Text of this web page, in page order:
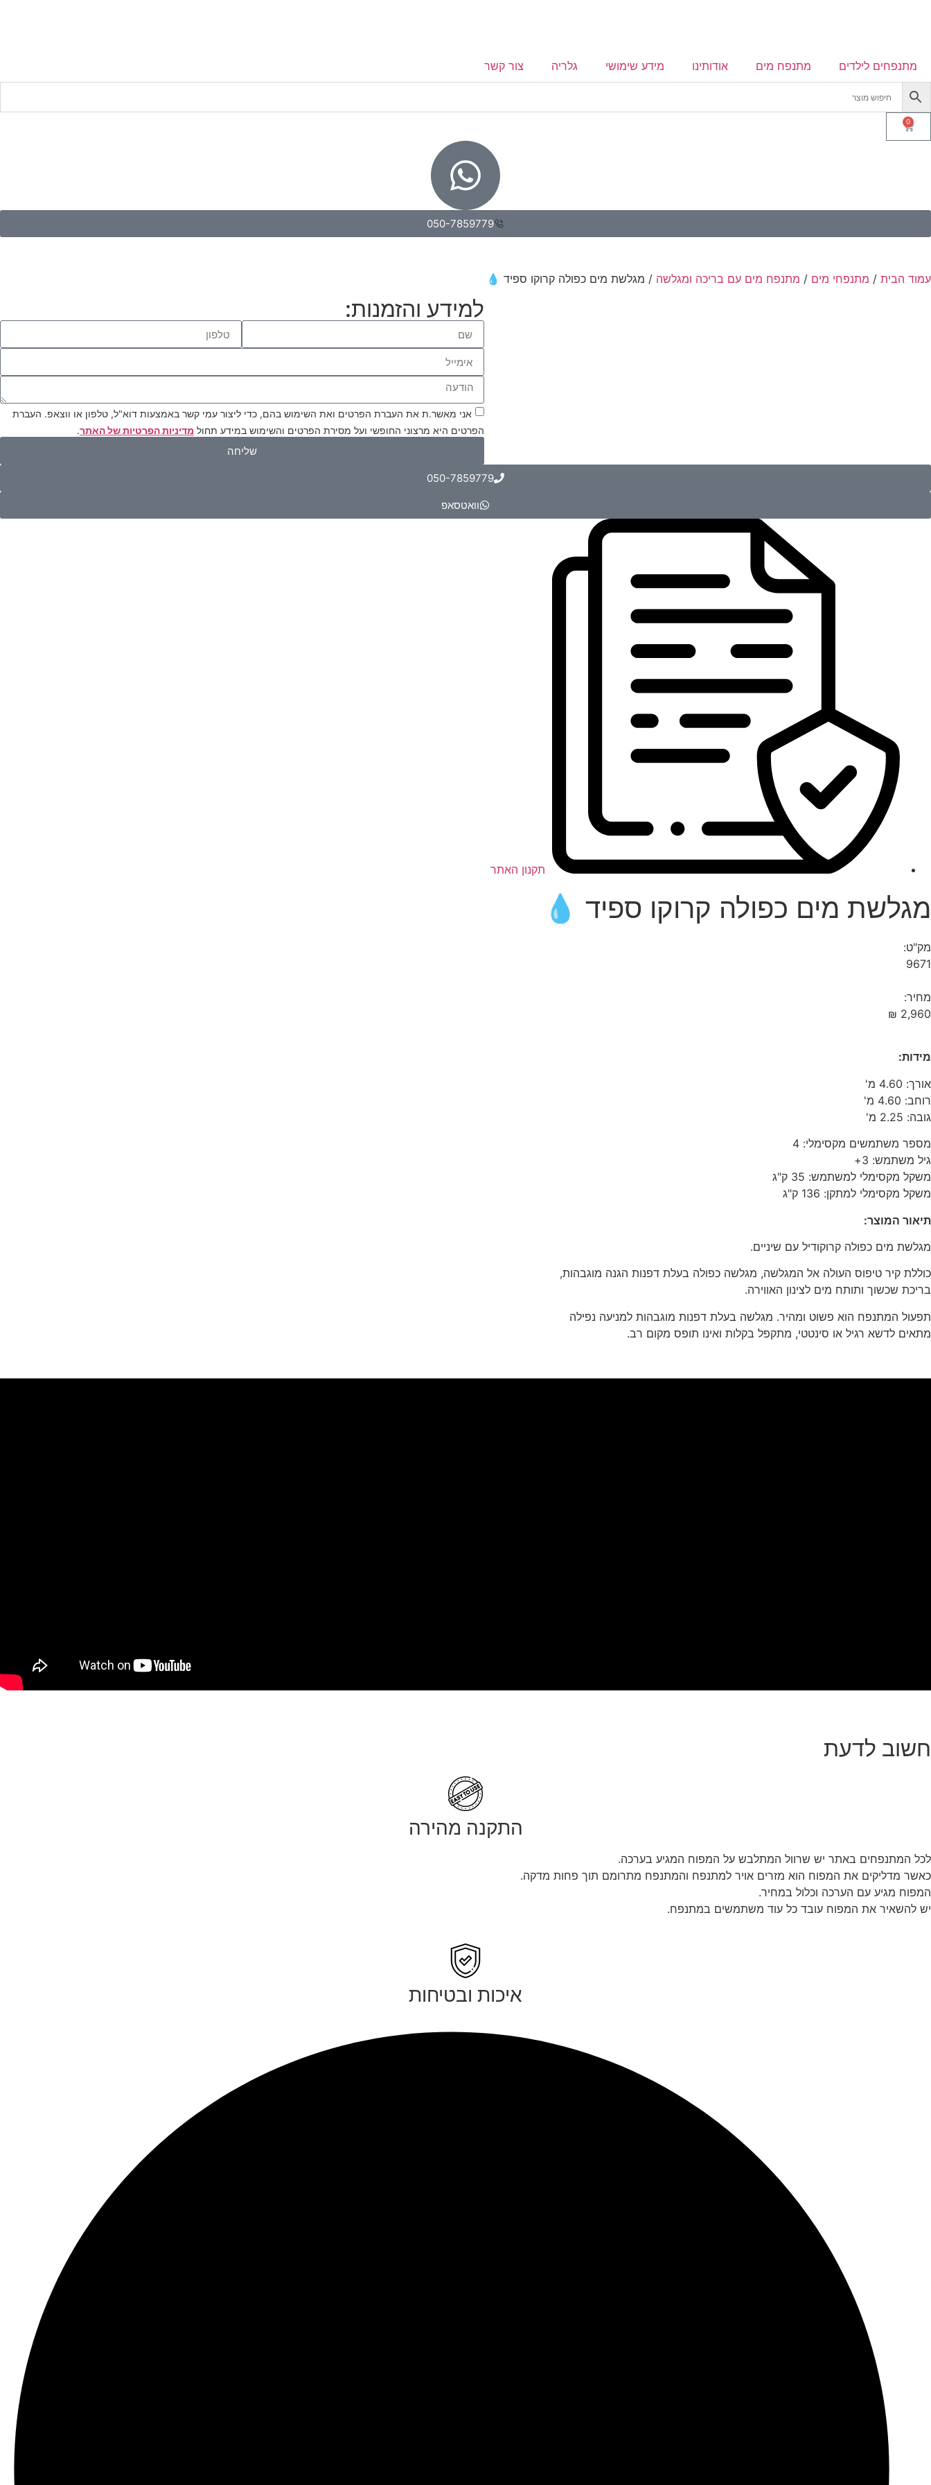
מתנפחים לילדים מתנפח מים אודותינו מידע שימושי גלריה צור קשר
0
050-7859779
עמוד הבית / מתנפחי מים / מתנפח מים עם בריכה ומגלשה / מגלשת מים כפולה קרוקו ספיד 💧
למידע והזמנות:
אני מאשר.ת את העברת הפרטים ואת השימוש בהם, כדי ליצור עמי קשר באמצעות דוא"ל, טלפון או ווצאפ. העברת
הפרטים היא מרצוני החופשי ועל מסירת הפרטים והשימוש במידע תחול מדיניות הפרטיות של האתר.
שליחה
050-7859779
וואטסאפ
תקנון האתר
מגלשת מים כפולה קרוקו ספיד 💧
מק"ט:
9671
מחיר:
₪ 2,960
מידות:
אורך: 4.60 מ'
רוחב: 4.60 מ'
גובה: 2.25 מ'
מספר משתמשים מקסימלי: 4
גיל משתמש: 3+
משקל מקסימלי למשתמש: 35 ק"ג
משקל מקסימלי למתקן: 136 ק"ג
תיאור המוצר:
מגלשת מים כפולה קרוקודיל עם שיניים.
כוללת קיר טיפוס העולה אל המגלשה, מגלשה כפולה בעלת דפנות הגנה מוגבהות,
בריכת שכשוך ותותח מים לצינון האווירה.
תפעול המתנפח הוא פשוט ומהיר. מגלשה בעלת דפנות מוגבהות למניעה נפילה
מתאים לדשא רגיל או סינטטי, מתקפל בקלות ואינו תופס מקום רב.
חשוב לדעת
התקנה מהירה
לכל המתנפחים באתר יש שרוול המתלבש על המפוח המגיע בערכה.
כאשר מדליקים את המפוח הוא מזרים אויר למתנפח והמתנפח מתרומם תוך פחות מדקה.
המפוח מגיע עם הערכה וכלול במחיר.
יש להשאיר את המפוח עובד כל עוד משתמשים במתנפח.
איכות ובטיחות